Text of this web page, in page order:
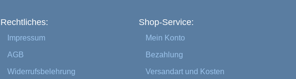
Rechtliches:
Impressum
AGB
Widerrufsbelehrung
Shop-Service:
Mein Konto
Bezahlung
Versandart und Kosten